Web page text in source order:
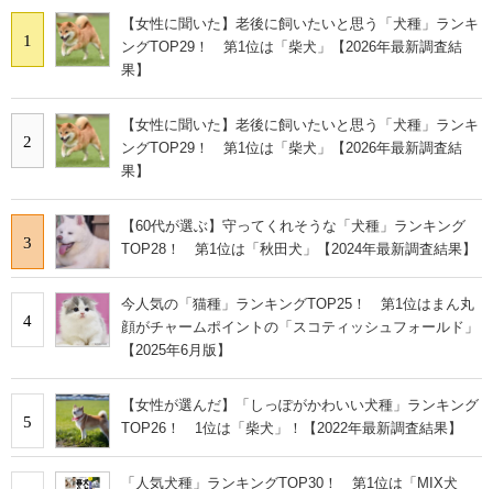
1
【女性に聞いた】老後に飼いたいと思う「犬種」ランキ
ングTOP29！ 第1位は「柴犬」【2026年最新調査結
果】
2
【女性に聞いた】老後に飼いたいと思う「犬種」ランキ
ングTOP29！ 第1位は「柴犬」【2026年最新調査結
果】
3
【60代が選ぶ】守ってくれそうな「犬種」ランキング
TOP28！ 第1位は「秋田犬」【2024年最新調査結果】
4
今人気の「猫種」ランキングTOP25！ 第1位はまん丸
顔がチャームポイントの「スコティッシュフォールド」
【2025年6月版】
5
【女性が選んだ】「しっぽがかわいい犬種」ランキング
TOP26！ 1位は「柴犬」！【2022年最新調査結果】
「人気犬種」ランキングTOP30！ 第1位は「MIX犬